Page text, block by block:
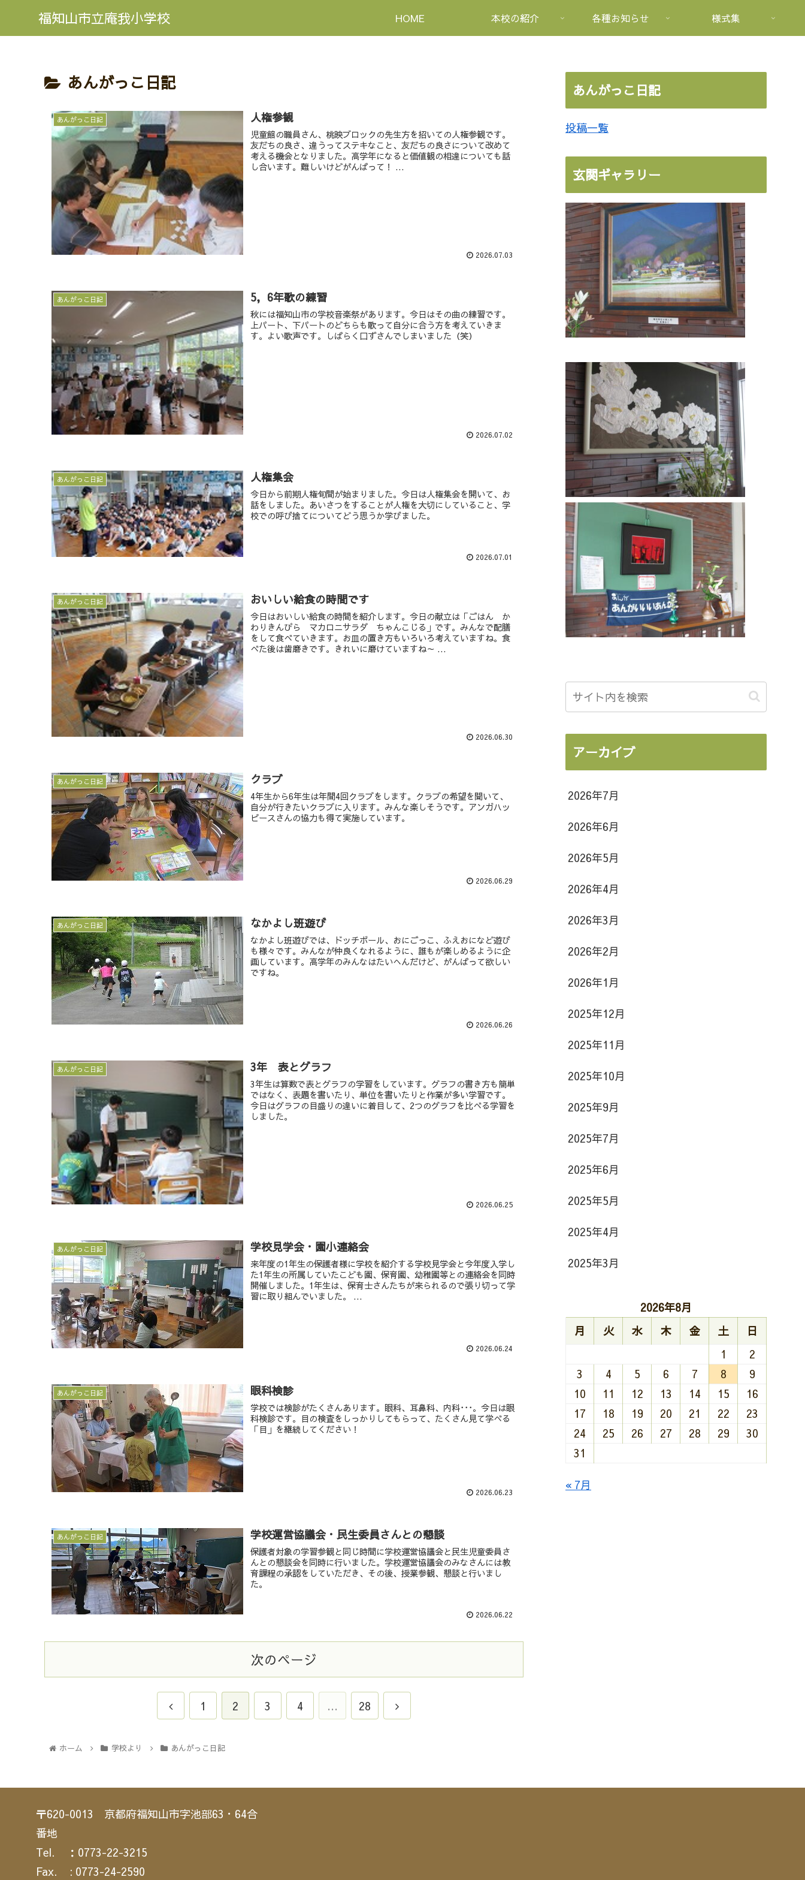
福知山市立庵我小学校 HOME 本校の紹介 各種お知らせ 様式集
あんがっこ日記
あんがっこ日記 人権参観
児童館の職員さん、桃映ブロックの先生方を招いての人権参観です。
友だちの良さ、違うってステキなこと、友だちの良さについて改めて
考える機会となりました。高学年になると価値観の相違についても話
し合います。難しいけどがんばって！ ...
2026.07.03
あんがっこ日記 5，6年歌の練習
秋には福知山市の学校音楽祭があります。今日はその曲の練習です。
上パート、下パートのどちらも歌って自分に合う方を考えていきま
す。よい歌声です。しばらく口ずさんでしまいました（笑）
2026.07.02
あんがっこ日記 人権集会
今日から前期人権旬間が始まりました。今日は人権集会を開いて、お
話をしました。あいさつをすることが人権を大切にしていること、学
校での呼び捨てについてどう思うか学びました。
2026.07.01
あんがっこ日記 おいしい給食の時間です
今日はおいしい給食の時間を紹介します。今日の献立は「ごはん か
わりきんぴら マカロニサラダ ちゃんこじる」です。みんなで配膳
をして食べていきます。お皿の置き方もいろいろ考えていますね。食
べた後は歯磨きです。きれいに磨けていますね～ ...
2026.06.30
あんがっこ日記 クラブ
4年生から6年生は年間4回クラブをします。クラブの希望を聞いて、
自分が行きたいクラブに入ります。みんな楽しそうです。アンガハッ
ピースさんの協力も得て実施しています。
2026.06.29
あんがっこ日記 なかよし班遊び
なかよし班遊びでは、ドッチボール、おにごっこ、ふえおになど遊び
も様々です。みんなが仲良くなれるように、誰もが楽しめるように企
画しています。高学年のみんなはたいへんだけど、がんばって欲しい
ですね。
2026.06.26
あんがっこ日記 3年 表とグラフ
3年生は算数で表とグラフの学習をしています。グラフの書き方も簡単
ではなく、表題を書いたり、単位を書いたりと作業が多い学習です。
今日はグラフの目盛りの違いに着目して、2つのグラフを比べる学習を
しました。
2026.06.25
あんがっこ日記 学校見学会・園小連絡会
来年度の1年生の保護者様に学校を紹介する学校見学会と今年度入学し
た1年生の所属していたこども園、保育園、幼稚園等との連絡会を同時
開催しました。1年生は、保育士さんたちが来られるので張り切って学
習に取り組んでいました。 ...
2026.06.24
あんがっこ日記 眼科検診
学校では検診がたくさんあります。眼科、耳鼻科、内科･･･。今日は眼
科検診です。目の検査をしっかりしてもらって、たくさん見て学べる
「目」を継続してください！
2026.06.23
あんがっこ日記 学校運営協議会・民生委員さんとの懇談
保護者対象の学習参観と同じ時間に学校運営協議会と民生児童委員さ
んとの懇談会を同時に行いました。学校運営協議会のみなさんには教
育課程の承認をしていただき、その後、授業参観、懇談と行いまし
た。
2026.06.22
次のページ
1 2 3 4 … 28
ホーム 学校より あんがっこ日記
あんがっこ日記
投稿一覧
玄関ギャラリー
アーカイブ
2026年7月
2026年6月
2026年5月
2026年4月
2026年3月
2026年2月
2026年1月
2025年12月
2025年11月
2025年10月
2025年9月
2025年7月
2025年6月
2025年5月
2025年4月
2025年3月
2026年8月
月
火 水 木 金 土
日
1
2
3
4 5 6 7 8
9
10
11 12 13 14 15
16
17
18 19 20 21 22
23
24
25 26 27 28 29
30
31
« 7月
〒620-0013 京都府福知山市字池部63・64合
番地
Tel. ：0773-22-3215
Fax. : 0773-24-2590